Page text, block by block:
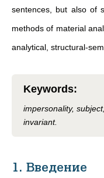
sentences, but also of
methods of material
analytical, structural-
Keywords:
impersonality,
invariant.
1. Введение